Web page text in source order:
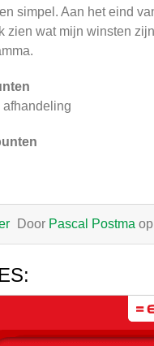
simpel. Aan het eind
zien wat mijn winsten
afhandeling
Door Pascal Postma